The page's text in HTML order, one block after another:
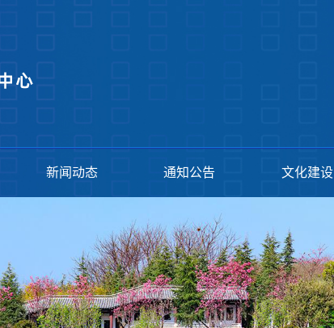
新闻动态 通知公告 文化建设